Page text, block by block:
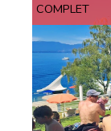
COMPLET